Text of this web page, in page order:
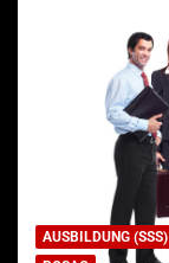
AUSBILDUNG (SSS)